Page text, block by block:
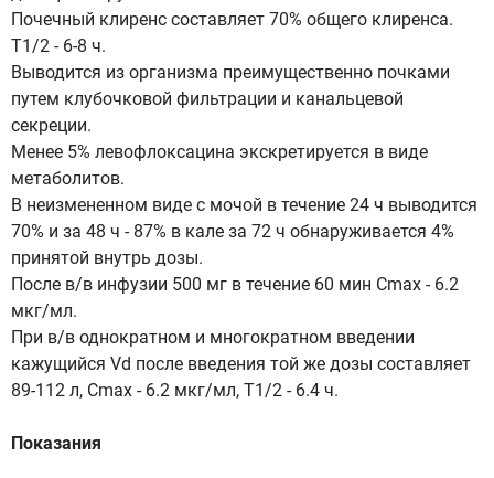
Почечный клиренс составляет 70% общего клиренса.
T1/2 - 6-8 ч.
Выводится из организма преимущественно почками
путем клубочковой фильтрации и канальцевой
секреции.
Менее 5% левофлоксацина экскретируется в виде
метаболитов.
В неизмененном виде с мочой в течение 24 ч выводится
70% и за 48 ч - 87% в кале за 72 ч обнаруживается 4%
принятой внутрь дозы.
После в/в инфузии 500 мг в течение 60 мин Cmax - 6.2
мкг/мл.
При в/в однократном и многократном введении
кажущийся Vd после введения той же дозы составляет
89-112 л, Cmax - 6.2 мкг/мл, T1/2 - 6.4 ч.
Показания